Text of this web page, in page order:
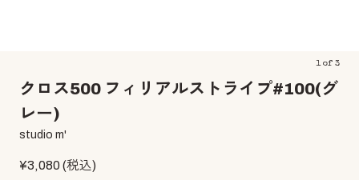
1of 3
クロス500 フィリアルストライプ#100(グ
レー)
studio m'
¥3,080(税込)